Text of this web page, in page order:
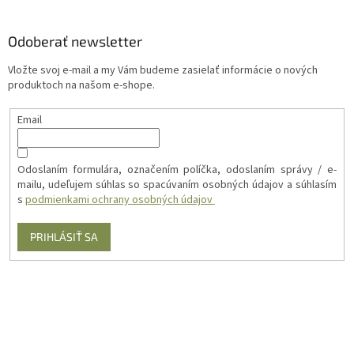
Odoberať newsletter
Vložte svoj e-mail a my Vám budeme zasielať informácie o nových
produktoch na našom e-shope.
Email
Odoslaním formulára, označením políčka, odoslaním správy / e-
mailu, udeľujem súhlas so spacúvaním osobných údajov a súhlasím
s podmienkami ochrany osobných údajov
PRIHLÁSIŤ SA